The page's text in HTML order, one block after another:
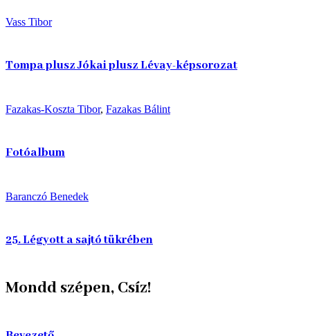
Vass Tibor
Tompa plusz Jókai plusz Lévay-képsorozat
Fazakas-Koszta Tibor, Fazakas Bálint
Fotóalbum
Baranczó Benedek
25. Légyott a sajtó tükrében
Mondd szépen, Csíz!